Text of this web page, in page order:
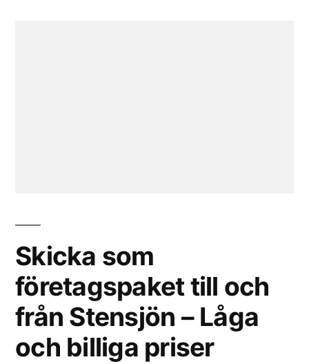
Skicka som
företagspaket till och
från Stensjön – Låga
och billiga priser